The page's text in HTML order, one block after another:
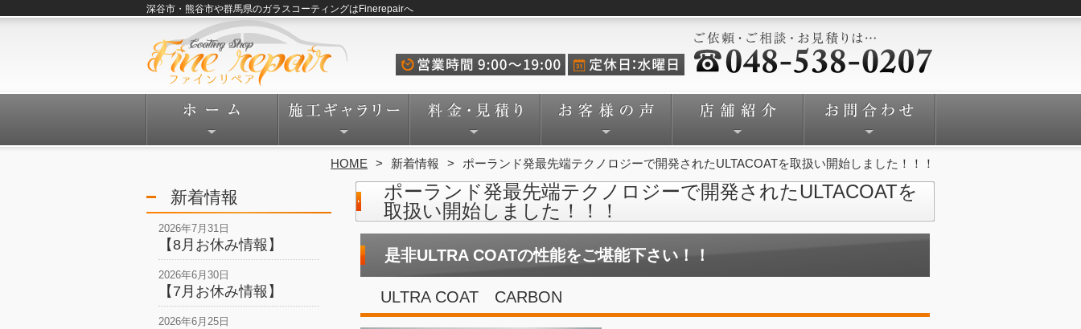
深谷市・熊谷市や群馬県のガラスコーティングはFinerepairへ
HOME 新着情報 ポーランド発最先端テクノロジーで開発されたULTACOATを取扱い開始しました！！！
新着情報
2026年7月31日
【8月お休み情報】
2026年6月30日
【7月お休み情報】
2026年6月25日
ポーランド発最先端テクノロジーで開発されたULTACOATを
取扱い開始しました！！！
是非ULTRA COATの性能をご堪能下さい！！
ULTRA COAT CARBON